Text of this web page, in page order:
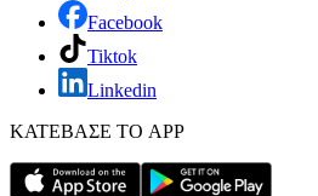
Facebook
Tiktok
Linkedin
ΚΑΤΕΒΑΣΕ ΤΟ APP